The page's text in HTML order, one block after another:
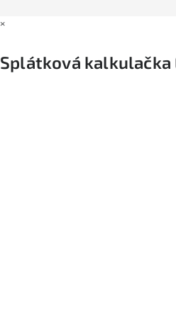
×
Splátková kalkulačka